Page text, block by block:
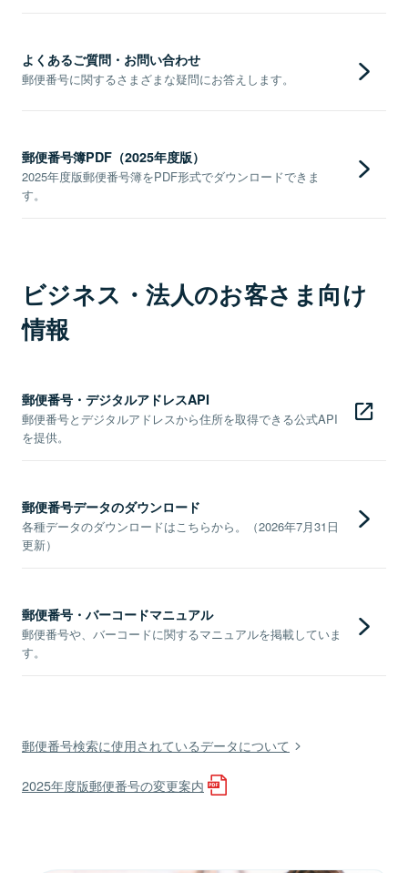
よくあるご質問・お問い合わせ
郵便番号に関するさまざまな疑問にお答えします。
郵便番号簿PDF（2025年度版）
2025年度版郵便番号簿をPDF形式でダウンロードできま
す。
ビジネス・法人のお客さま向け
情報
郵便番号・デジタルアドレスAPI
郵便番号とデジタルアドレスから住所を取得できる公式API
を提供。
郵便番号データのダウンロード
各種データのダウンロードはこちらから。（2026年7月31日
更新）
郵便番号・バーコードマニュアル
郵便番号や、バーコードに関するマニュアルを掲載していま
す。
郵便番号検索に使用されているデータについて
2025年度版郵便番号の変更案内